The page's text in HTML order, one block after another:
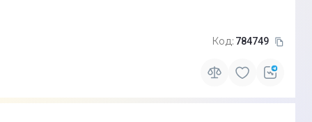
Код: 784749